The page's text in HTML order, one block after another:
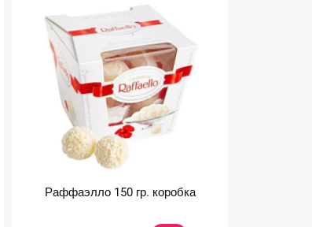
Раффаэлло 150 гр. коробка